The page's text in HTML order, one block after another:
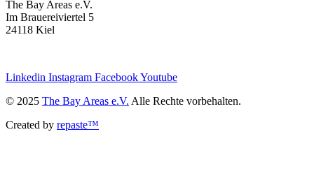
The Bay Areas e.V.
Im Brauereiviertel 5
24118 Kiel
Linkedin Instagram FacebookYoutube
© 2025 The Bay Areas e.V. Alle Rechte vorbehalten.
Created by repaste™